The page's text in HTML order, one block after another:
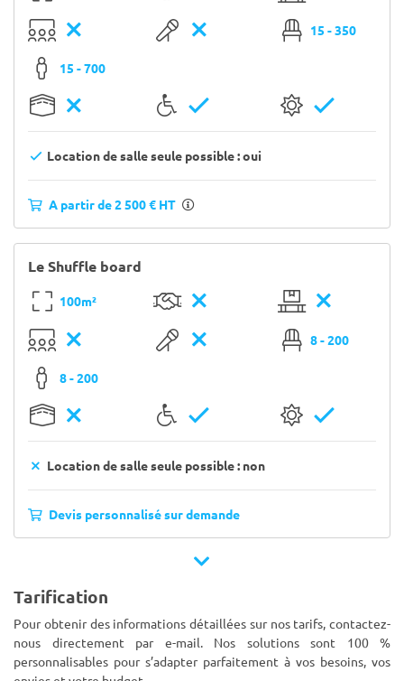
15 - 350
15 - 700
Location de salle seule possible : oui
A partir de 2 500 € HT
Le Shuffle board
100m²
8 - 200
8 - 200
Location de salle seule possible : non
Devis personnalisé sur demande
Tarification
Pour obtenir des informations détaillées sur nos tarifs, contactez-
nous directement par e-mail. Nos solutions sont 100 %
personnalisables pour s’adapter parfaitement à vos besoins, vos